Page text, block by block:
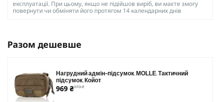
експлуатації. При цьому, якщо не підійшов виріб, ви маєте змогу
повернути чи обміняти його протягом 14 календарних днів
Разом дешевше
Нагрудний адмін-підсумок. MOLLE. Тактичний
підсумок. Койот
969 ₴973 ₴